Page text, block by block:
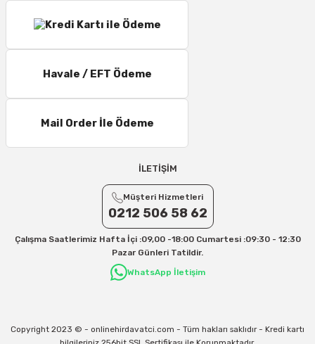
Havale / EFT Ödeme
Mail Order İle Ödeme
İLETİŞİM
Müşteri Hizmetleri
0212 506 58 62
Çalışma Saatlerimiz Hafta İçi :09,00 -18:00 Cumartesi :09:30 - 12:30
Pazar Günleri Tatildir.
WhatsApp İletişim
Copyright 2023 © - onlinehirdavatci.com - Tüm hakları saklıdır - Kredi kartı